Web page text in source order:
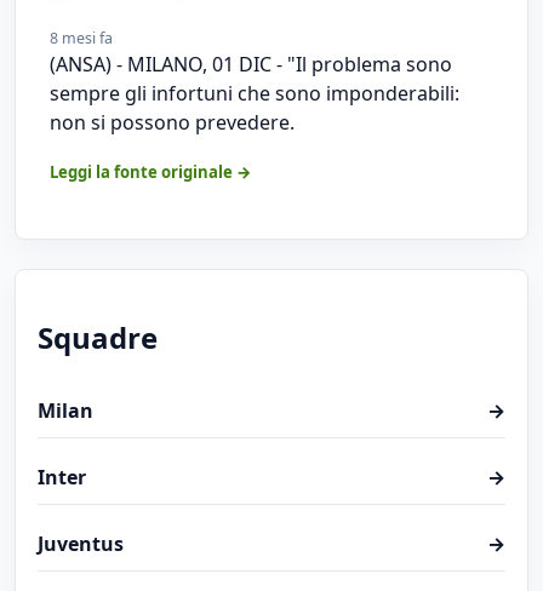
8 mesi fa
(ANSA) - MILANO, 01 DIC - "Il problema sono
sempre gli infortuni che sono imponderabili:
non si possono prevedere.
Leggi la fonte originale →
Squadre
Milan →
Inter →
Juventus →